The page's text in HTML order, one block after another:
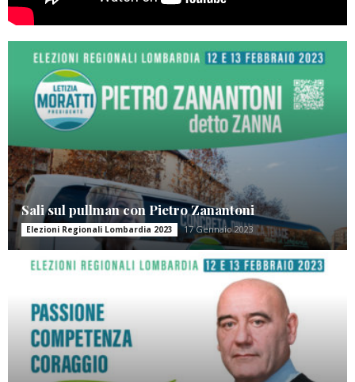
Sali sul pullman con Pietro Zanantoni
Elezioni Regionali Lombardia 2023 17 Gennaio 2023